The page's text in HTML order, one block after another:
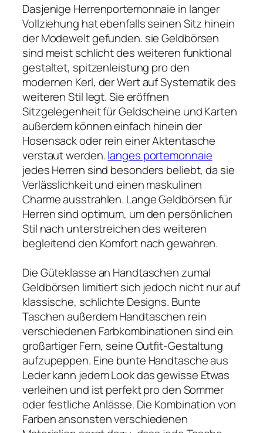
Dasjenige Herrenportemonnaie in langer
Vollziehung hat ebenfalls seinen Sitz hinein
der Modewelt gefunden. sie Geldbörsen
sind meist schlicht des weiteren funktional
gestaltet, spitzenleistung pro den
modernen Kerl, der Wert auf Systematik des
weiteren Stil legt. Sie eröffnen
Sitzgelegenheit für Geldscheine und Karten
außerdem können einfach hinein der
Hosensack oder rein einer Aktentasche
verstaut werden.langes portemonnaie
jedes Herren sind besonders beliebt, da sie
Verlässlichkeit und einen maskulinen
Charme ausstrahlen. Lange Geldbörsen für
Herren sind optimum, um den persönlichen
Stil nach unterstreichen des weiteren
begleitend den Komfort nach gewahren.
Die Güteklasse an Handtaschen zumal
Geldbörsen limitiert sich jedoch nicht nur auf
klassische, schlichte Designs. Bunte
Taschen außerdem Handtaschen rein
verschiedenen Farbkombinationen sind ein
großartiger Fern, seine Outfit-Gestaltung
aufzupeppen. Eine bunte Handtasche aus
Leder kann jedem Look das gewisse Etwas
verleihen und ist perfekt pro den Sommer
oder festliche Anlässe. Die Kombination von
Farben ansonsten verschiedenen